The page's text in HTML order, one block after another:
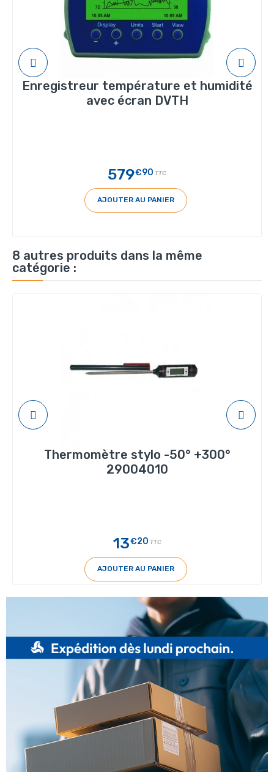
Enregistreur température et humidité
avec écran DVTH
579€90 TTC
AJOUTER AU PANIER
8 autres produits dans la même
catégorie :
Thermomètre stylo -50° +300°
29004010
13€20 TTC
AJOUTER AU PANIER